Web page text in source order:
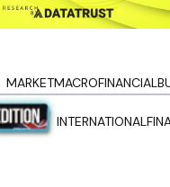
MARKETMACROFINANCIAL
INTERNATIONAL